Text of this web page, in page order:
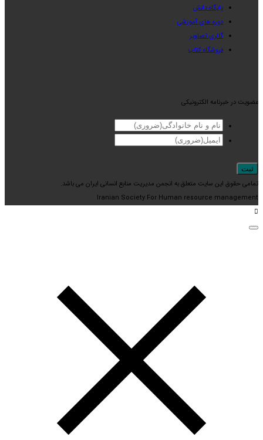
پایگاه دانش
دوره های آموزشی
گالری تصاویر
فروشگاه کتاب
عضویت در خبرنامه الکترونیکی
تمامی حقوق این سایت متعلق به انجمن مدیریت منابع انسانی ایران می باشد.
Iranian Society For Human resource management